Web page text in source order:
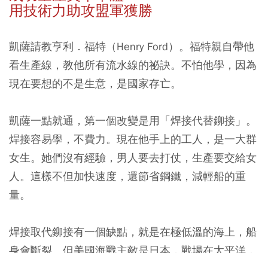
用技術力助攻盟軍獲勝
凱薩請教亨利．福特（Henry Ford）。福特親自帶他
看生產線，教他所有流水線的祕訣。不怕他學，因為
現在要想的不是生意，是國家存亡。
凱薩一點就通，第一個改變是用「焊接代替鉚接」。
焊接容易學，不費力。現在他手上的工人，是一大群
女生。她們沒有經驗，男人要去打仗，生產要交給女
人。這樣不但加快速度，還節省鋼鐵，減輕船的重
量。
焊接取代鉚接有一個缺點，就是在極低溫的海上，船